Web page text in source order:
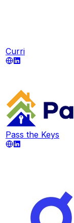
Curri
Pass the Keys